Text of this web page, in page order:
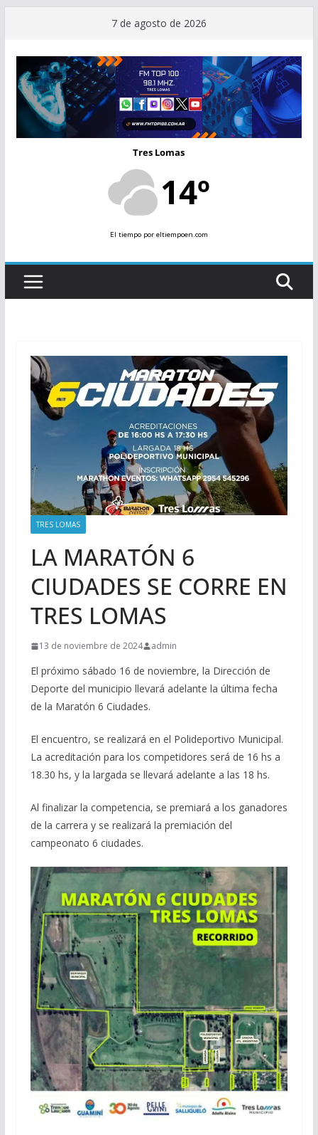
contenido
7 de agosto de 2026
Tres Lomas
14º
El tiempopor eltiempoen.com
TRES LOMAS
LA MARATÓN 6
CIUDADES SE CORRE EN
TRES LOMAS
13 de noviembre de 2024 admin
El próximo sábado 16 de noviembre, la Dirección de
Deporte del municipio llevará adelante la última fecha
de la Maratón 6 Ciudades.
El encuentro, se realizará en el Polideportivo Municipal.
La acreditación para los competidores será de 16 hs a
18.30 hs, y la largada se llevará adelante a las 18 hs.
Al finalizar la competencia, se premiará a los ganadores
de la carrera y se realizará la premiación del
campeonato 6 ciudades.